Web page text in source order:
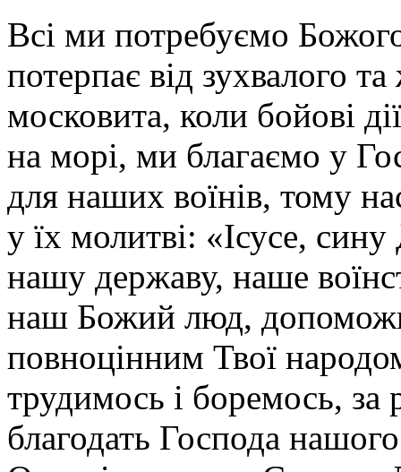
Всі ми потребуємо
потерпає від зухвалого
московита, коли бойові
на морі, ми благаємо у
для наших воїнів, тому
у їх молитві: «Ісусе,
нашу державу, наше
наш Божий люд,
повноцінним Твої
трудимось і боремось,
благодать Господа